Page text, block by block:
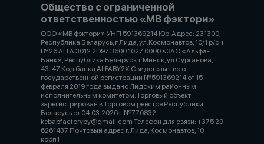
Общество с ограниченной
ответственностью «МВ фэктори»
ООО «МВ фэктори» УНП 591369214 Юр. Адрес: 231300,
Республика Беларусь, г.Лида, ул.Космонавтов, 10/1 р/сч
BY26 ALFA 3012 2D97 3600 1027 0000 в ЗАО «Альфа-
Банк», Республика Беларусь, г.Минск, ул.Сурганова,
43-47 Код банка ALFABY2X Свидетельство о
государственной регистрации №591369214 от 15
февраля 2019 года выдано Лидским районным
исполнительным комитетом. Торговый объект
зарегистрирован в Торговом реестре Республики
Беларусь от 04.03.2026 г. №770832.
kebabfactoryby@gmail.com Телефон для связи: +375 29
6261437 Почтовый адрес г. Лида, Космонавтов, 10
корп1